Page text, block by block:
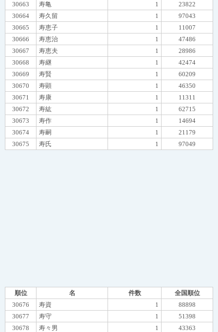
30663
寿亀 1
23822
30664
寿久留 1
97043
30665
寿恵子 1
11007
30666
寿恵治 1
47486
30667
寿恵夫 1
28986
30668
寿継 1
42474
30669
寿賢 1
60209
30670
寿顕 1
46350
30671
寿康 1
11311
30672
寿紘 1
62715
30673
寿作 1
14694
30674
寿嗣 1
21179
30675
寿氏 1 97049
順位 名 件数
全国順位
30676
寿資 1
88898
30677
寿守 1
51398
30678
寿々男 1
43363